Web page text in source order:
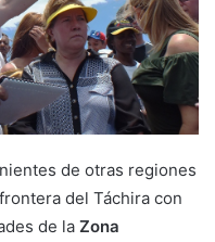
de otras regiones
del Táchira con
de la Zona